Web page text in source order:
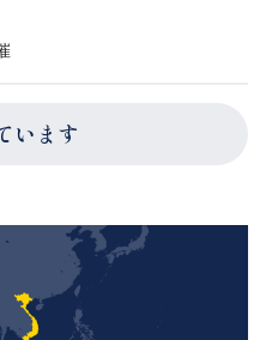
います